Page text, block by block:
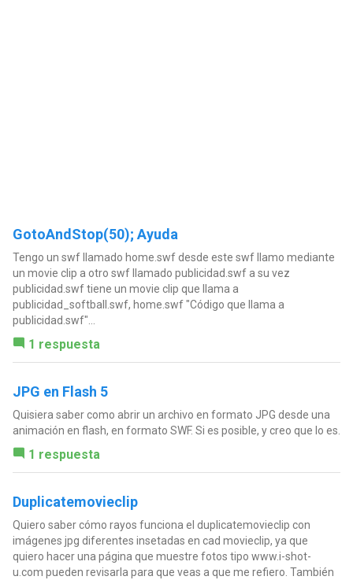
GotoAndStop(50); Ayuda
Tengo un swf llamado home.swf desde este swf llamo mediante
un movie clip a otro swf llamado publicidad.swf a su vez
publicidad.swf tiene un movie clip que llama a
publicidad_softball.swf, home.swf "Código que llama a
publicidad.swf"...
1 respuesta
JPG en Flash 5
Quisiera saber como abrir un archivo en formato JPG desde una
animación en flash, en formato SWF. Si es posible, y creo que lo es.
1 respuesta
Duplicatemovieclip
Quiero saber cómo rayos funciona el duplicatemovieclip con
imágenes jpg diferentes insetadas en cad movieclip, ya que
quiero hacer una página que muestre fotos tipo www.i-shot-
u.com pueden revisarla para que veas a que me refiero. También